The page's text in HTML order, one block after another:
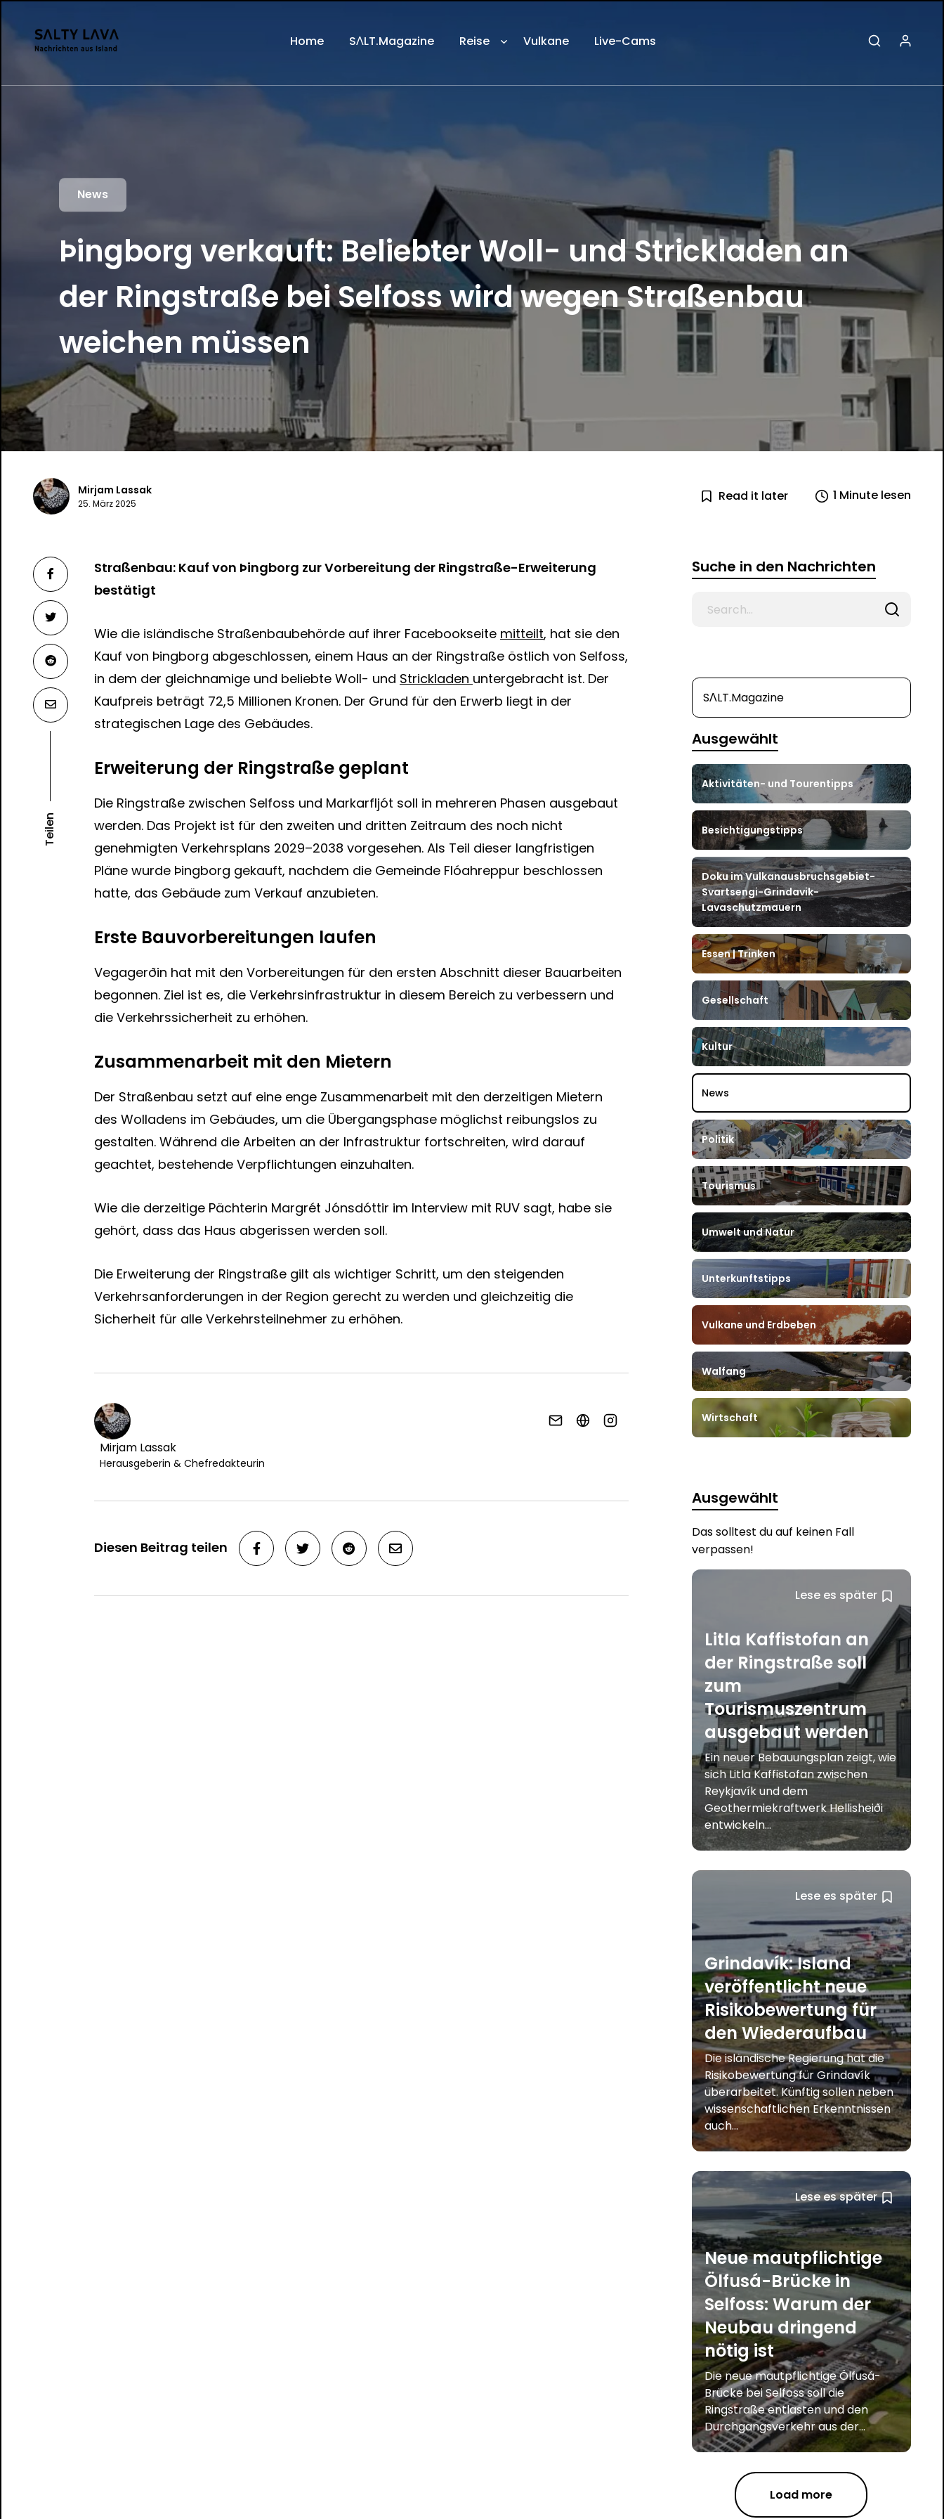
Home SΛLT.Magazine Reise Vulkane Live-Cams
News
Þingborg verkauft: Beliebter Woll- und Strickladen an
der Ringstraße bei Selfoss wird wegen Straßenbau
weichen müssen
Mirjam Lassak
25. März 2025 Read it later 1 Minute lesen
Straßenbau: Kauf von Þingborg zur Vorbereitung der Ringstraße-Erweiterung
bestätigt
Wie die isländische Straßenbaubehörde auf ihrer Facebookseite mitteilt, hat sie den
Kauf von Þingborg abgeschlossen, einem Haus an der Ringstraße östlich von Selfoss,
in dem der gleichnamige und beliebte Woll- und Strickladen untergebracht ist. Der
Kaufpreis beträgt 72,5 Millionen Kronen. Der Grund für den Erwerb liegt in der
strategischen Lage des Gebäudes.
Erweiterung der Ringstraße geplant
Die Ringstraße zwischen Selfoss und Markarfljót soll in mehreren Phasen ausgebaut
werden. Das Projekt ist für den zweiten und dritten Zeitraum des noch nicht
genehmigten Verkehrsplans 2029–2038 vorgesehen. Als Teil dieser langfristigen
Pläne wurde Þingborg gekauft, nachdem die Gemeinde Flóahreppur beschlossen
hatte, das Gebäude zum Verkauf anzubieten.
Erste Bauvorbereitungen laufen
Vegagerðin hat mit den Vorbereitungen für den ersten Abschnitt dieser Bauarbeiten
begonnen. Ziel ist es, die Verkehrsinfrastruktur in diesem Bereich zu verbessern und
die Verkehrssicherheit zu erhöhen.
Zusammenarbeit mit den Mietern
Der Straßenbau setzt auf eine enge Zusammenarbeit mit den derzeitigen Mietern
des Wolladens im Gebäudes, um die Übergangsphase möglichst reibungslos zu
gestalten. Während die Arbeiten an der Infrastruktur fortschreiten, wird darauf
geachtet, bestehende Verpflichtungen einzuhalten.
Wie die derzeitige Pächterin Margrét Jónsdóttir im Interview mit RUV sagt, habe sie
gehört, dass das Haus abgerissen werden soll.
Die Erweiterung der Ringstraße gilt als wichtiger Schritt, um den steigenden
Verkehrsanforderungen in der Region gerecht zu werden und gleichzeitig die
Sicherheit für alle Verkehrsteilnehmer zu erhöhen.
Teilen
Mirjam Lassak
Herausgeberin & Chefredakteurin
Diesen Beitrag teilen
Suche in den Nachrichten
SΛLT.Magazine
Ausgewählt
Aktivitäten- und Tourentipps
Besichtigungstipps
Doku im Vulkanausbruchsgebiet-
Svartsengi-Grindavik-
Lavaschutzmauern
Essen | Trinken
Gesellschaft
Kultur
News
Politik
Tourismus
Umwelt und Natur
Unterkunftstipps
Vulkane und Erdbeben
Walfang
Wirtschaft
Ausgewählt
Das solltest du auf keinen Fall
verpassen!
Lese es später
Litla Kaffistofan an
der Ringstraße soll
zum
Tourismuszentrum
ausgebaut werden
Ein neuer Bebauungsplan zeigt, wie
sich Litla Kaffistofan zwischen
Reykjavík und dem
Geothermiekraftwerk Hellisheiði
entwickeln...
Lese es später
Grindavík: Island
veröffentlicht neue
Risikobewertung für
den Wiederaufbau
Die isländische Regierung hat die
Risikobewertung für Grindavík
überarbeitet. Künftig sollen neben
wissenschaftlichen Erkenntnissen
auch...
Lese es später
Neue mautpflichtige
Ölfusá-Brücke in
Selfoss: Warum der
Neubau dringend
nötig ist
Die neue mautpflichtige Ölfusá-
Brücke bei Selfoss soll die
Ringstraße entlasten und den
Durchgangsverkehr aus der...
Load more